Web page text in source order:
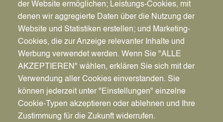
Pfadnavigation
Wirtschaft | Bauen | Umwelt Wirtschaftsförderung News
der Website ermöglichen; Leistungs-Cookies, mit
denen wir aggregierte Daten über die Nutzung der
Website und Statistiken erstellen; und Marketing-
Cookies, die zur Anzeige relevanter Inhalte und
Werbung verwendet werden. Wenn Sie "ALLE
AKZEPTIEREN" wählen, erklären Sie sich mit der
Verwendung aller Cookies einverstanden. Sie
können jederzeit unter "Einstellungen" einzelne
Cookie-Typen akzeptieren oder ablehnen und Ihre
Zustimmung für die Zukunft widerrufen.